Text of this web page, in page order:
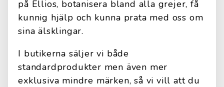
på Ellios, botanisera bland alla grejer, få
kunnig hjälp och kunna prata med oss om
sina älsklingar.
I butikerna säljer vi både
standardprodukter men även mer
exklusiva mindre märken, så vi vill att du